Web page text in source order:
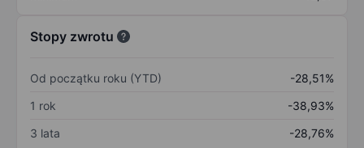
Stopy zwrotu
Od początku roku (YTD)
-28,51%
1 rok
-38,93%
3 lata
-28,76%